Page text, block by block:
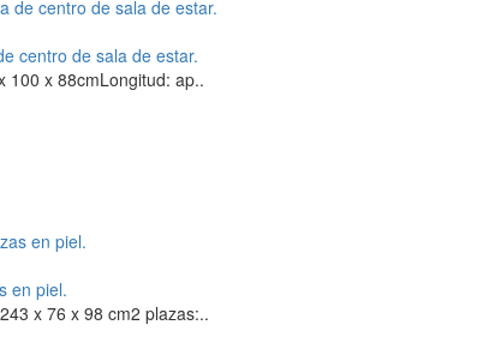
centro de sala de estar.
100 x 88cmLongitud: ap..
en piel.
x 76 x 98 cm2 plazas:..